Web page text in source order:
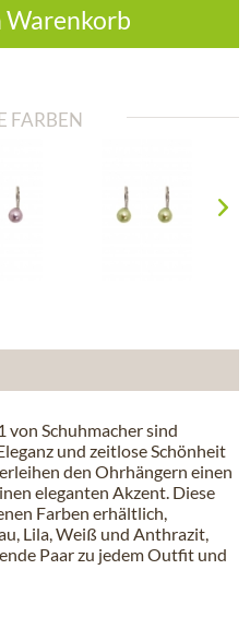
Warenkorb
FARBEN
von Schuhmacher sind
und zeitlose Schönheit
den Ohrhängern einen
eleganten Akzent. Diese
Farben erhältlich,
Lila, Weiß und Anthrazit,
Paar zu jedem Outfit und